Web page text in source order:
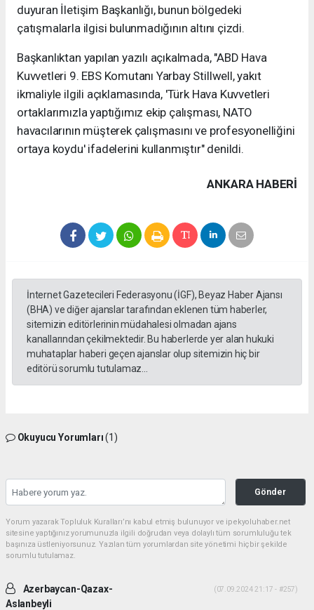
duyuran İletişim Başkanlığı, bunun bölgedeki
çatışmalarla ilgisi bulunmadığının altını çizdi.
Başkanlıktan yapılan yazılı açıkalmada, "ABD Hava
Kuvvetleri 9. EBS Komutanı Yarbay Stillwell, yakıt
ikmaliyle ilgili açıklamasında, 'Türk Hava Kuvvetleri
ortaklarımızla yaptığımız ekip çalışması, NATO
havacılarının müşterek çalışmasını ve profesyonelliğini
ortaya koydu' ifadelerini kullanmıştır" denildi.
ANKARA HABERİ
İnternet Gazetecileri Federasyonu (İGF), Beyaz Haber Ajansı
(BHA) ve diğer ajanslar tarafından eklenen tüm haberler,
sitemizin editörlerinin müdahalesi olmadan ajans
kanallarından çekilmektedir. Bu haberlerde yer alan hukuki
muhataplar haberi geçen ajanslar olup sitemizin hiç bir
editörü sorumlu tutulamaz...
Okuyucu Yorumları(1)
Gönder
Yorum yazarak Topluluk Kuralları’nı kabul etmiş bulunuyor ve ipekyoluhaber.net
sitesine yaptığınız yorumunuzla ilgili doğrudan veya dolaylı tüm sorumluluğu tek
başınıza üstleniyorsunuz. Yazılan tüm yorumlardan site yönetimi hiçbir şekilde
sorumlu tutulamaz.
Azerbaycan-Qazax-
Aslanbeyli
(07.09.2024 21:17 - #257)